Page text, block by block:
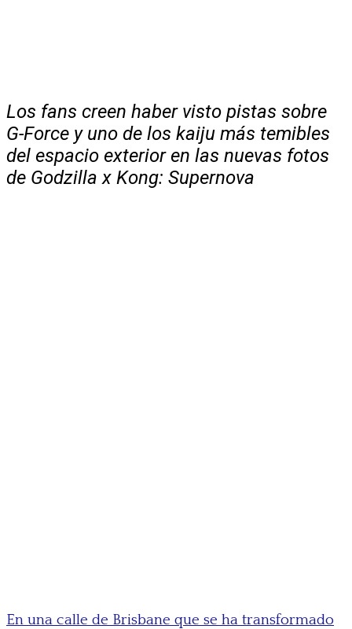
Los fans creen haber visto pistas sobre
G-Force y uno de los kaiju más temibles
del espacio exterior en las nuevas fotos
de Godzilla x Kong: Supernova
En una calle de Brisbane que se ha transformado